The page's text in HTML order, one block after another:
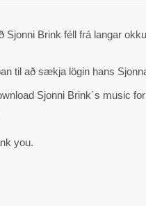
Sjonni Brink féll frá langar
til að sækja lögin hans
Sjonni Brink´s music
you.